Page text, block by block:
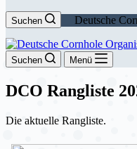
Suchen Deutsche
Suchen Menü
DCO Rangliste
Die aktuelle Rangliste.